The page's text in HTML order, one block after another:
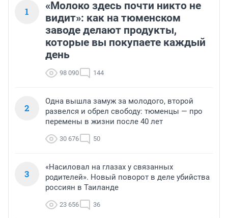
1
«Молоко здесь почти никто не
видит»: как на тюменском
заводе делают продукты,
которые вы покупаете каждый
день
98 090 144
2
Одна вышла замуж за молодого, второй
развелся и обрел свободу: тюменцы — про
перемены в жизни после 40 лет
30 676 50
3
«Насиловал на глазах у связанных
родителей». Новый поворот в деле убийства
россиян в Таиланде
23 656 36